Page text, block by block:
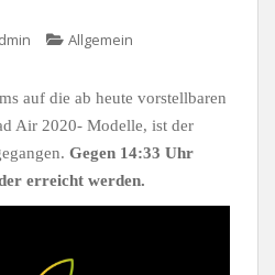
Allgemein
auf die ab heute vorstellbaren
Air 2020- Modelle, ist der
Gegen 14:33 Uhr
erreicht werden.